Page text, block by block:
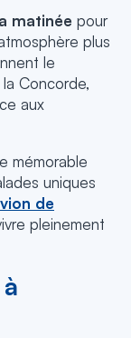
matinée pour
plus
le
Concorde,
aux
mémorable
uniques
de
pleinement